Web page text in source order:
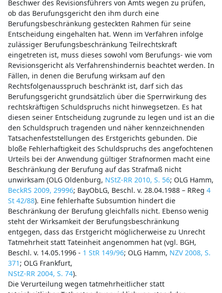
Beschwer des Revisionsführers von Amts wegen zu prüfen,
ob das Berufungsgericht den ihm durch eine
Berufungsbeschränkung gesteckten Rahmen für seine
Entscheidung eingehalten hat. Wenn im Verfahren infolge
zulässiger Berufungsbeschränkung Teilrechtskraft
eingetreten ist, muss dieses sowohl vom Berufungs- wie vom
Revisionsgericht als Verfahrenshindernis beachtet werden. In
Fällen, in denen die Berufung wirksam auf den
Rechtsfolgenausspruch beschränkt ist, darf sich das
Berufungsgericht grundsätzlich über die Sperrwirkung des
rechtskräftigen Schuldspruchs nicht hinwegsetzen. Es hat
diesen seiner Entscheidung zugrunde zu legen und ist an die
den Schuldspruch tragenden und näher kennzeichnenden
Tatsachenfeststellungen des Erstgerichts gebunden. Die
bloße Fehlerhaftigkeit des Schuldspruchs des angefochtenen
Urteils bei der Anwendung gültiger Strafnormen macht eine
Beschränkung der Berufung auf das Strafmaß nicht
unwirksam (OLG Oldenburg, NStZ-RR 2010, S. 56; OLG Hamm,
BeckRS 2009, 29996; BayObLG, Beschl. v. 28.04.1988 – RReg 4
St 42/88). Eine fehlerhafte Subsumtion hindert die
Beschränkung der Berufung gleichfalls nicht. Ebenso wenig
steht der Wirksamkeit der Berufungsbeschränkung
entgegen, dass das Erstgericht möglicherweise zu Unrecht
Tatmehrheit statt Tateinheit angenommen hat (vgl. BGH,
Beschl. v. 14.05.1996 - 1 StR 149/96; OLG Hamm, NZV 2008, S.
371 ; OLG Frankfurt,
NStZ-RR 2004, S. 74).
Die Verurteilung wegen tatmehrheitlicher statt